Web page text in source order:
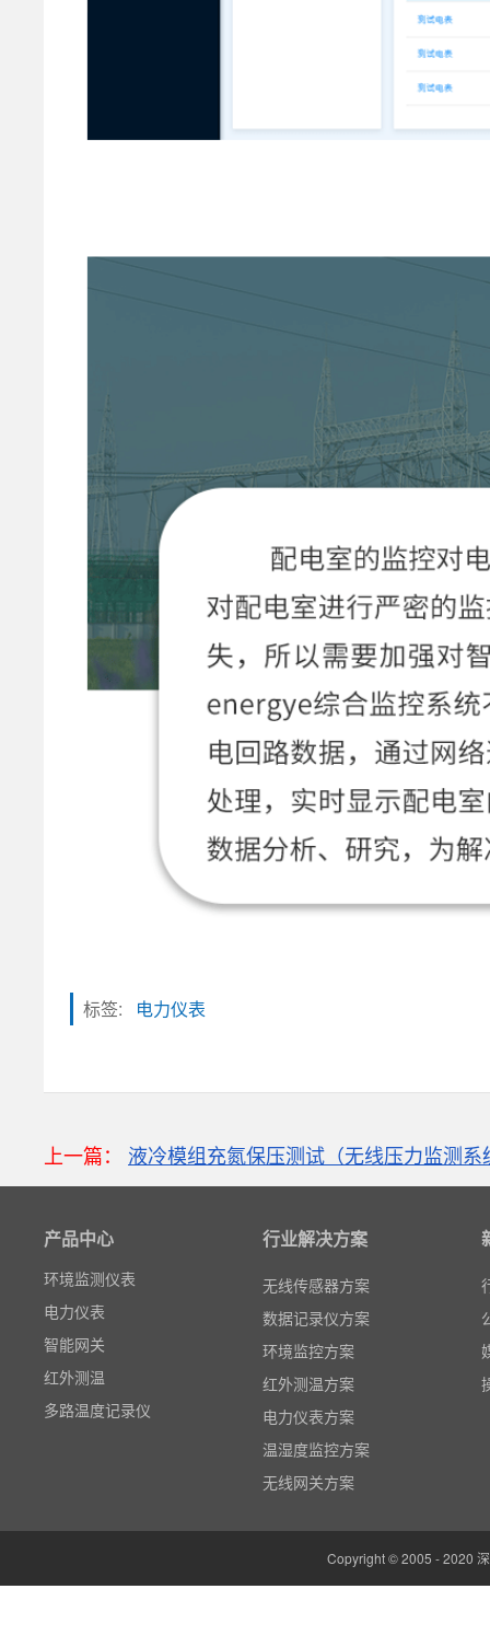
标签: 电力仪表
上一篇： 液冷模组充氮保压测试（无线压力监测系
产品中心
风速传感器
数据记录仪
环境监测仪表
电力仪表
智能网关
红外测温
多路温度记录仪
数据输入输出模块
行业解决方案
无线传感器方案
数据记录仪方案
环境监控方案
红外测温方案
电力仪表方案
温湿度监控方案
无线网关方案
Copyright © 2005 - 2020